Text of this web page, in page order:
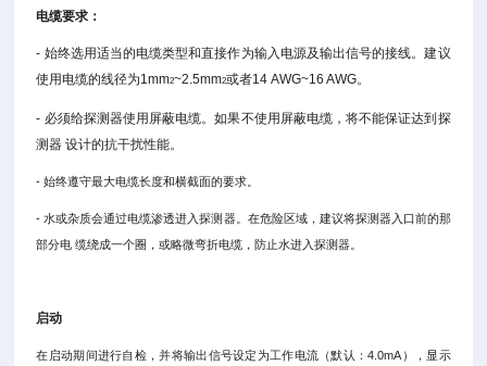
电缆要求：
- 始终选用适当的电缆类型和直接作为输入电源及输出信号的接线。建议
使用 电缆的线径为1mm2~2.5mm2或者14 AWG~16 AWG。
- 必须给探测器使用屏蔽电缆。如果不使用屏蔽电缆，将不能保证达到探
测器设计的抗干扰性能。
-始终遵守最大电缆长度和横截面的要求
-水或杂质会通过电缆渗透进入探测器。在危险区域，建议将探测器入口前的那
部分电缆绕成一个圈，或略微弯折电缆，防止水进入探测器。
启动
在启动期间进行自检，并将输出信号设定为工作电流（默认：4.0mA ），显示